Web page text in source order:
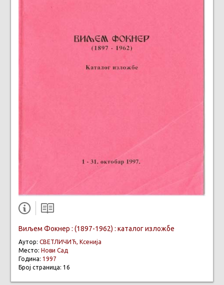
Виљем Фокнер : (1897-1962) : каталог изложбе
Аутор: СВЕТЛИЧИЋ, Ксенија
Место: Нови Сад
Година: 1997
Број страница: 16